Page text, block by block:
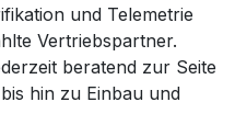
und Telemetrie
Vertriebspartner.
beratend zur Seite
hin zu Einbau und